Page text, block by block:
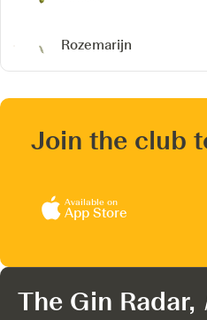
Rozemarijn
Join the club
Available on
App Store
The Gin Radar,